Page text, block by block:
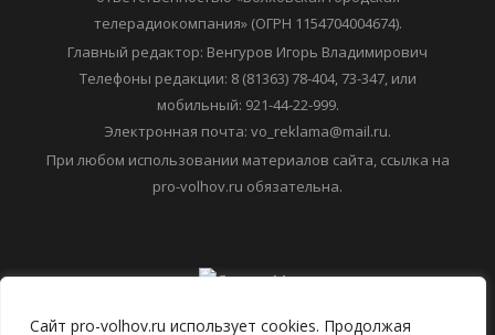
Сайт pro-volhov.ru использует cookies. Продолжая
Учредитель: Общество с ограниченной
ответственностью «Волховская городская
телерадиокомпания» (ОГРН 1154704004674).
Главный редактор: Венгуров Игорь Владимирович
Телефоны редакции: 8 (81363) 78-404, 73-347, или
Электронная почта: vo_reklama@mail.ru.